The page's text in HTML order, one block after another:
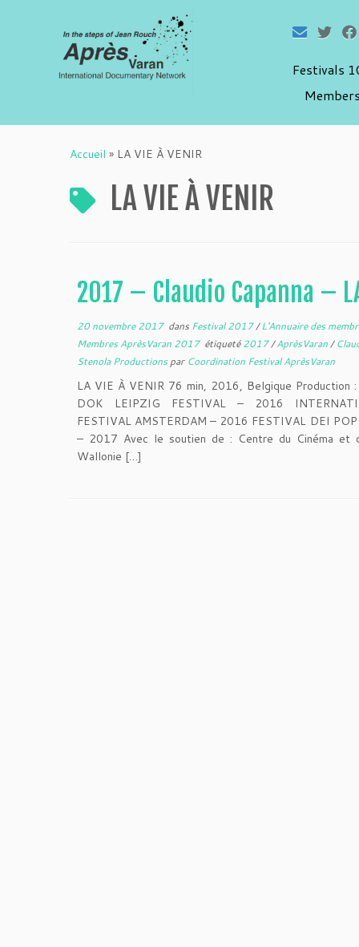
Festivals
Accueil » LA VIE À VENIR
LA VIE À VENIR
2017 – Claudio Capanna –
20 novembre 2017dans Festival 2017/L'Annuaire des
Membres AprèsVaran 2017 étiqueté2017/AprèsVaran/
Stenola Productionspar Coordination Festival AprèsVaran
LA VIE À VENIR 76 min, 2016, Belgique Production
DOK LEIPZIG FESTIVAL – 2016
FESTIVAL AMSTERDAM – 2016 FESTIVAL DEI
– 2017 Avec le soutien de : Centre du Cinéma et
Wallonie […]